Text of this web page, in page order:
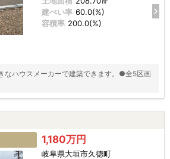
建ぺい率 60.0(%)
容積率 200.0(%)
なハウスメーカーで建築できます。●全5区画
1,180万円
岐阜県大垣市久徳町